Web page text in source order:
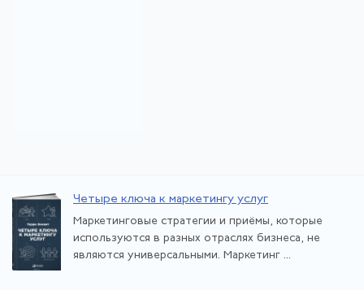
Четыре ключа к маркетингу услуг
Маркетинговые стратегии и приёмы, которые
используются в разных отраслях бизнеса, не
являются универсальными. Маркетинг ...